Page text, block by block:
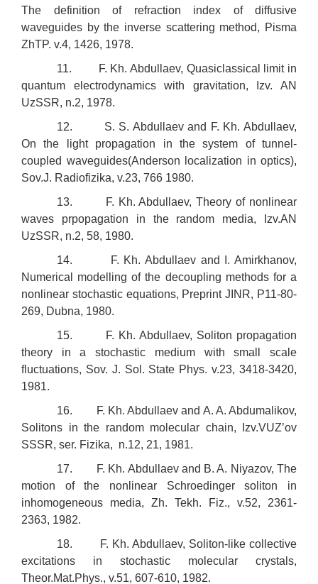
The definition of refraction index of diffusive
waveguides by the inverse scattering method, Pisma
ZhTP. v.4, 1426, 1978.
11. F. Kh. Abdullaev, Quasiclassical limit in
quantum electrodynamics with gravitation, Izv. AN
UzSSR, n.2, 1978.
12. S. S. Abdullaev and F. Kh. Abdullaev,
On the light propagation in the system of tunnel-
coupled waveguides(Anderson localization in optics),
Sov.J. Radiofizika, v.23, 766 1980.
13. F. Kh. Abdullaev, Theory of nonlinear
waves prpopagation in the random media, Izv.AN
UzSSR, n.2, 58, 1980.
14. F. Kh. Abdullaev and I. Amirkhanov,
Numerical modelling of the decoupling methods for a
nonlinear stochastic equations, Preprint JINR, P11-80-
269, Dubna, 1980.
15. F. Kh. Abdullaev, Soliton propagation
theory in a stochastic medium with small scale
fluctuations, Sov. J. Sol. State Phys. v.23, 3418-3420,
1981.
16. F. Kh. Abdullaev and A. A. Abdumalikov,
Solitons in the random molecular chain, Izv.VUZ’ov
SSSR, ser. Fizika, n.12, 21, 1981.
17. F. Kh. Abdullaev and B. A. Niyazov, The
motion of the nonlinear Schroedinger soliton in
inhomogeneous media, Zh. Tekh. Fiz., v.52, 2361-
2363, 1982.
18. F. Kh. Abdullaev, Soliton-like collective
excitations in stochastic molecular crystals,
Theor.Mat.Phys., v.51, 607-610, 1982.